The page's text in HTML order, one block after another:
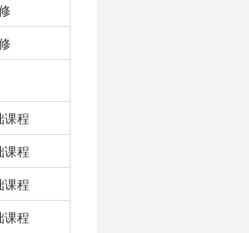
课程
课程
课程
课程